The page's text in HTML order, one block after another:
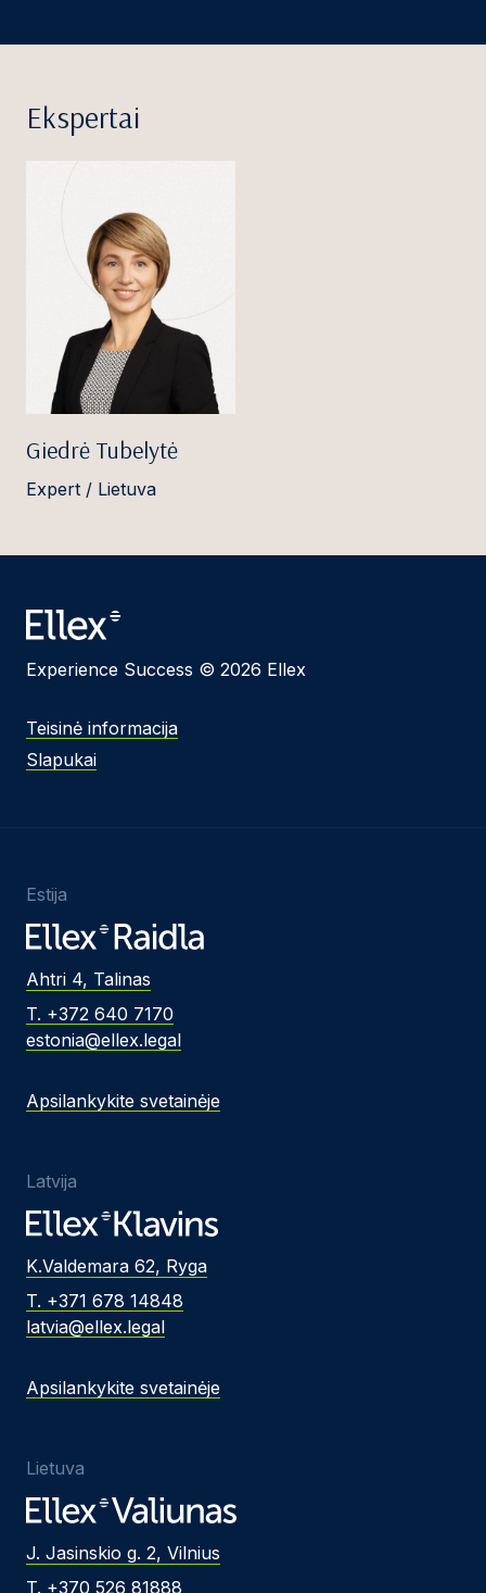
Ekspertai
Giedrė Tubelytė
Expert / Lietuva
Experience Success © 2026 Ellex
Teisinė informacija
Slapukai
Estija
Ahtri 4, Talinas
T. +372 640 7170
estonia@ellex.legal
Apsilankykite svetainėje
Latvija
K.Valdemara 62, Ryga
T. +371 678 14848
latvia@ellex.legal
Apsilankykite svetainėje
Lietuva
J. Jasinskio g. 2, Vilnius
T. +370 526 81888